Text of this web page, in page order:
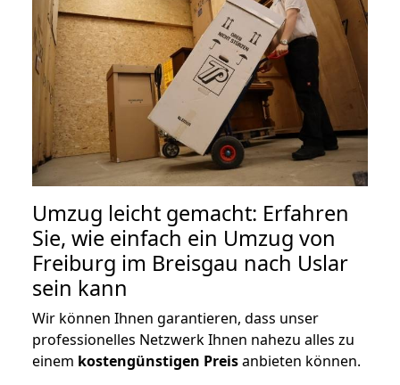
Umzug leicht gemacht: Erfahren
Sie, wie einfach ein Umzug von
Freiburg im Breisgau nach Uslar
sein kann
Wir können Ihnen garantieren, dass unser
professionelles Netzwerk Ihnen nahezu alles zu
einem kostengünstigen Preisanbieten können.